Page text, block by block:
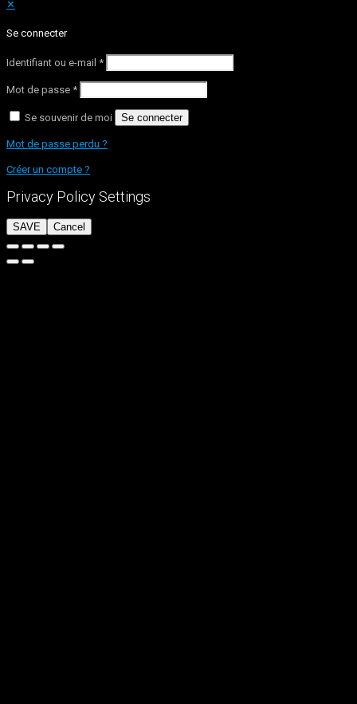
✕
Se connecter
Identifiant ou e-mail *
Mot de passe *
Se souvenir de moi Se connecter
Mot de passe perdu ?
Créer un compte ?
Privacy Policy Settings
SAVE Cancel